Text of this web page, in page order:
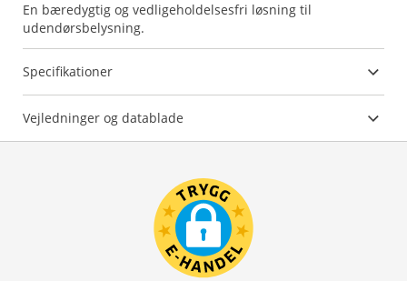
En bæredygtig og vedligeholdelsesfri løsning til
udendørsbelysning.
Specifikationer
Vejledninger og datablade